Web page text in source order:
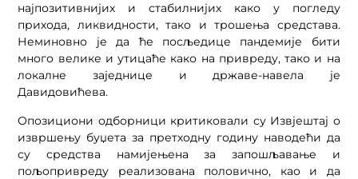
најпозитивнијих и стабилнијих како у погледу
прихода, ликвидности, тако и трошења средстава.
Неминовно је да ће посљедице пандемије бити
много велике и утицаће како на привреду, тако и на
локалне заједнице и државе-навела је
Давидовићева.
Опозициони одборници критиковали су Извјештај о
извршењу буџета за претходну годину наводећи да
су средства намијењена за запошљавање и
пољопривреду реализована половично, као и да